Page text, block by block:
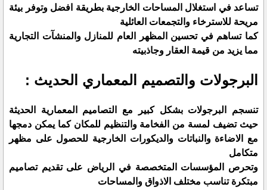
تساعد في استغلال المساحات الخارجية بطريقة افضل وتوفر بيئة
مريحة للاسترخاء والتجمعات العائلية
كما تساهم في تحسين المظهر العام للمنازل والمنشآت التجارية
مما يزيد من قيمة العقار وجاذبيته
البرجولات والتصميم المعماري الحديث :
تنسجم البرجولات بشكل كبير مع التصاميم المعمارية الحديثة
حيث تضيف لمسة من الفخامة والتنظيم للمكان كما يمكن دمجها
مع الاضاءة والنباتات والديكورات الخارجية للحصول على مظهر
متكامل
وتحرص المؤسسات المتخصصة في الرياض على تقديم تصاميم
مبتكرة تناسب مختلف الاذواق والمساحات